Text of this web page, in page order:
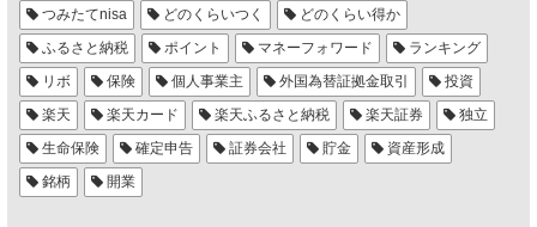
つみたてnisa
どのくらいつく
どのくらい得か
ふるさと納税
ポイント マネーフォワード
ランキング
リボ
保険 個人事業主 外国為替証拠金取引
投資
楽天
楽天カード 楽天ふるさと納税 楽天証券
独立
生命保険
確定申告 証券会社 貯金
資産形成
銘柄
開業